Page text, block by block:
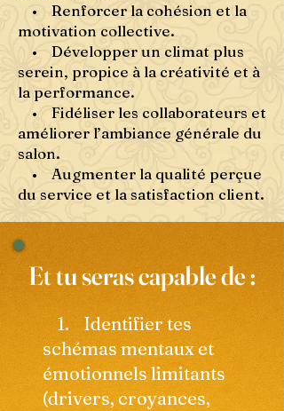
• Renforcer la cohésion et la
motivation collective.
• Développer un climat plus
serein, propice à la créativité et à
la performance.
• Fidéliser les collaborateurs et
améliorer l’ambiance générale du
salon.
• Augmenter la qualité perçue
du service et la satisfaction client.
Et tu seras capable de :
1. Identifier tes
schémas mentaux et
émotionnels limitants
(drivers, croyances,